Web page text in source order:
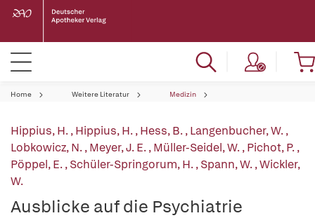
Home Weitere Literatur Medizin
Hippius, H.,Hippius, H.,Hess, B.,Langenbucher, W.,
Lobkowicz, N.,Meyer, J. E.,Müller-Seidel, W.,Pichot, P.,
Pöppel, E.,Schüler-Springorum, H.,Spann, W.,Wickler,
W.
Ausblicke auf die Psychiatrie